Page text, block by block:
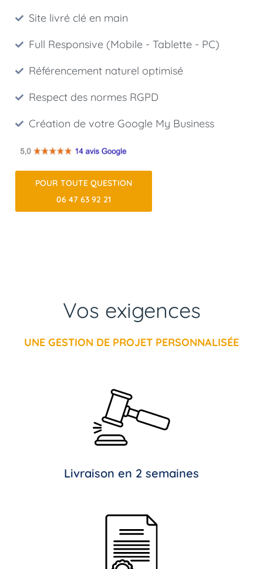
Site livré clé en main
Full Responsive (Mobile - Tablette - PC)
Référencement naturel optimisé
Respect des normes RGPD
Création de votre Google My Business
POUR TOUTE QUESTION
06 47 63 92 21
Vos exigences
UNE GESTION DE PROJET PERSONNALISÉE
Livraison en 2 semaines